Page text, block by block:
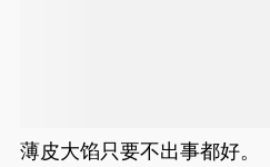
薄皮大馅只要不出事都好。